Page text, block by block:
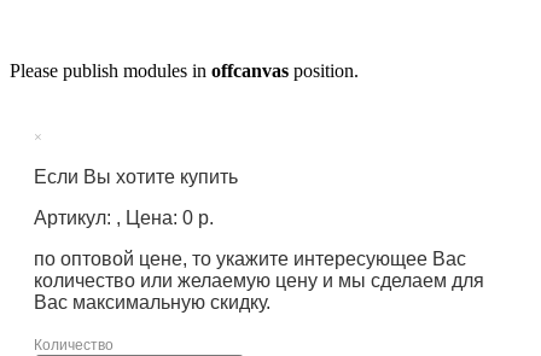
Please publish modules in offcanvas position.
×
Если Вы хотите купить
Артикул: , Цена: 0 р.
по оптовой цене, то укажите интересующее Вас
количество или желаемую цену и мы сделаем для
Вас максимальную скидку.
Количество